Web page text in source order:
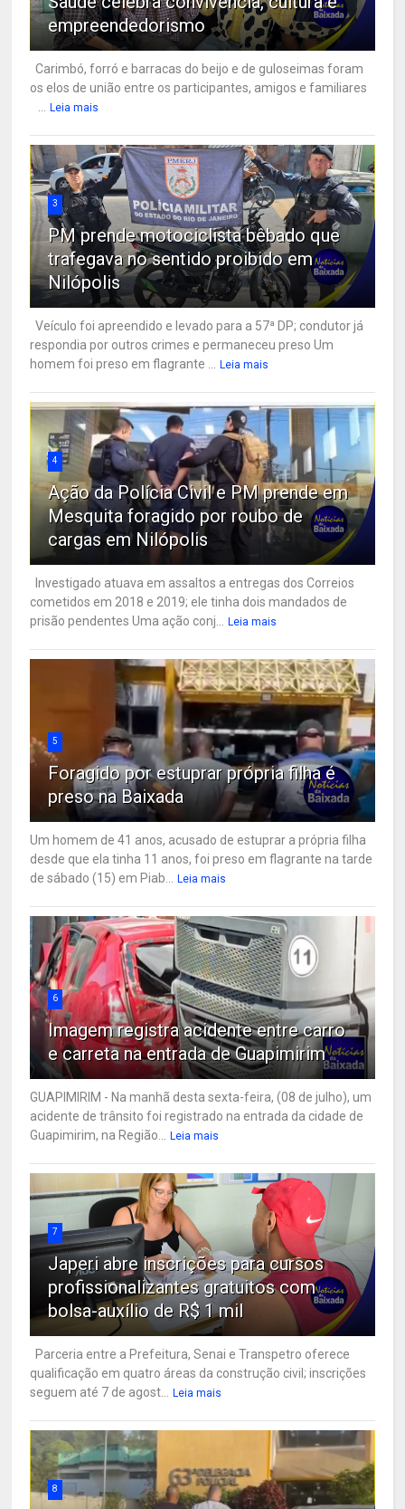
empreendedorismo
Carimbó, forró e barracas do beijo e de guloseimas foram
os elos de união entre os participantes, amigos e familiares
... Leia mais
3
PM prende motociclista bêbado que
trafegava no sentido proibido em
Nilópolis
Veículo foi apreendido e levado para a 57ª DP; condutor já
respondia por outros crimes e permaneceu preso Um
homem foi preso em flagrante ... Leia mais
4
Ação da Polícia Civil e PM prende em
Mesquita foragido por roubo de
cargas em Nilópolis
Investigado atuava em assaltos a entregas dos Correios
cometidos em 2018 e 2019; ele tinha dois mandados de
prisão pendentes Uma ação conj... Leia mais
5
Foragido por estuprar própria filha é
preso na Baixada
Um homem de 41 anos, acusado de estuprar a própria filha
desde que ela tinha 11 anos, foi preso em flagrante na tarde
de sábado (15) em Piab... Leia mais
6
Imagem registra acidente entre carro
e carreta na entrada de Guapimirim
GUAPIMIRIM - Na manhã desta sexta-feira, (08 de julho), um
acidente de trânsito foi registrado na entrada da cidade de
Guapimirim, na Região... Leia mais
7
Japeri abre inscrições para cursos
profissionalizantes gratuitos com
bolsa-auxílio de R$ 1 mil
Parceria entre a Prefeitura, Senai e Transpetro oferece
qualificação em quatro áreas da construção civil; inscrições
seguem até 7 de agost... Leia mais
8